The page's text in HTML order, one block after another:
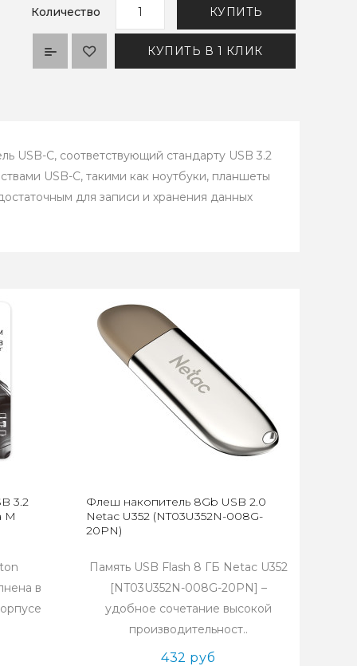
Количество КУПИТЬ
КУПИТЬ В 1 КЛИК
USB-C, соответствующий стандарту USB 3.2
USB-C, такими как ноутбуки, планшеты
для записи и хранения данных
3.2
M
в
Флеш накопитель 8Gb USB 2.0
Netac U352 (NT03U352N-008G-
20PN)
Память USB Flash 8 ГБ Netac U352
[NT03U352N-008G-20PN] –
удобное сочетание высокой
производительност..
432 руб